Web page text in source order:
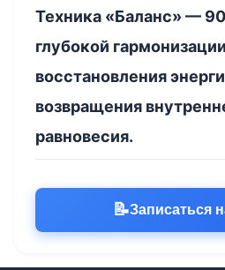
Техника «Баланс» —
глубокой
восстановления
возвращения
равновесия.
📝Записаться